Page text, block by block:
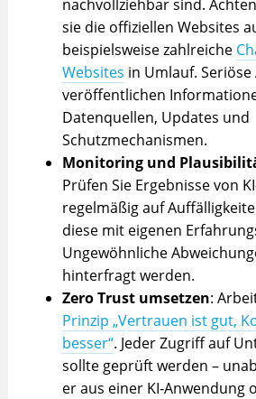
nachvollziehbar sind.
sie die offiziellen Websites
beispielsweise zahlreiche
Websites in Umlauf.
veröffentlichen
Datenquellen, Updates und
Schutzmechanismen.
Monitoring und
Prüfen Sie Ergebnisse von
regelmäßig auf
diese mit eigenen
Ungewöhnliche
hinterfragt werden.
Zero Trust umsetzen:
Prinzip „Vertrauen ist gut,
besser“. Jeder Zugriff auf
sollte geprüft werden –
er aus einer KI‑Anwendung